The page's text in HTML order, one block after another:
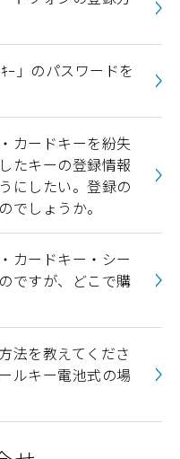
ｰ」のパスワードを
カードキーを紛失
たキーの登録情報
にしたい。登録の
でしょうか。
カードキー・シー
ですが、どこで購
法を教えてくださ
ルキー電池式の場